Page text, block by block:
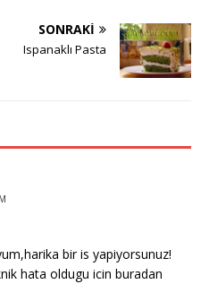
SONRAKI
Ispanaklı Pasta
bir is yapiyorsunuz!
hata oldugu icin buradan